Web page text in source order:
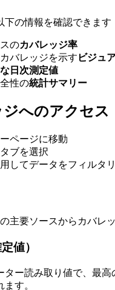
の情報を確認できます
のカバレッジ率
バレッジを示す ビジュ
日次測定値
性の統計サマリー
へのアクセス
ページに移動
タブを選択
してデータをフィルタ
主要ソースからカバレ
値）
ター読み取り値で、最
す。